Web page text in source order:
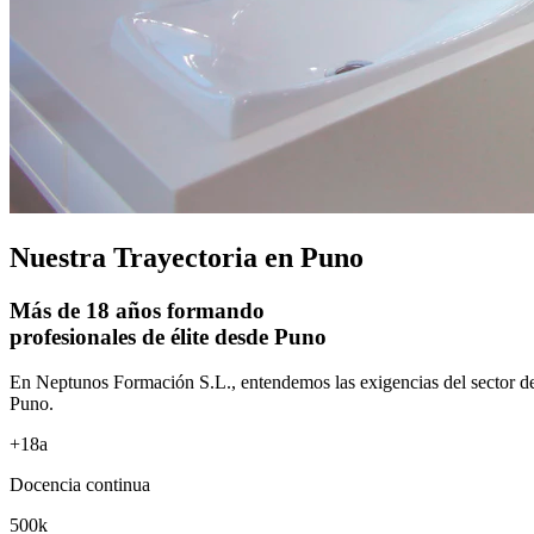
Nuestra Trayectoria en Puno
Más de 18 años formando
profesionales de élite desde Puno
En Neptunos Formación S.L., entendemos las exigencias del sector
Puno.
+18a
Docencia continua
500k